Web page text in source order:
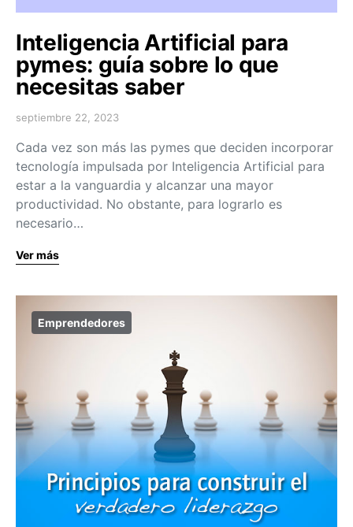
Inteligencia Artificial para
pymes: guía sobre lo que
necesitas saber
septiembre 22, 2023
Cada vez son más las pymes que deciden incorporar
tecnología impulsada por Inteligencia Artificial para
estar a la vanguardia y alcanzar una mayor
productividad. No obstante, para lograrlo es
necesario…
Ver más
Emprendedores